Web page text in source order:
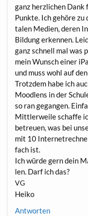
ganz herz­li­chen Dank
Punk­te. Ich gehö­re
ta­len Medi­en, deren
Bil­dung erken­nen.
ganz schnell mal was
mein Wunsch einer
und muss wohl auf
Trotz­dem habe ich
Mood­lens in der
so ran gegan­gen.
Mitt­ler­wei­le schaf­fe
betreu­en, was bei
mit 10
fach ist.
Ich wür­de gern dein
len. Darf ich das?
VG
Heiko
Antworten